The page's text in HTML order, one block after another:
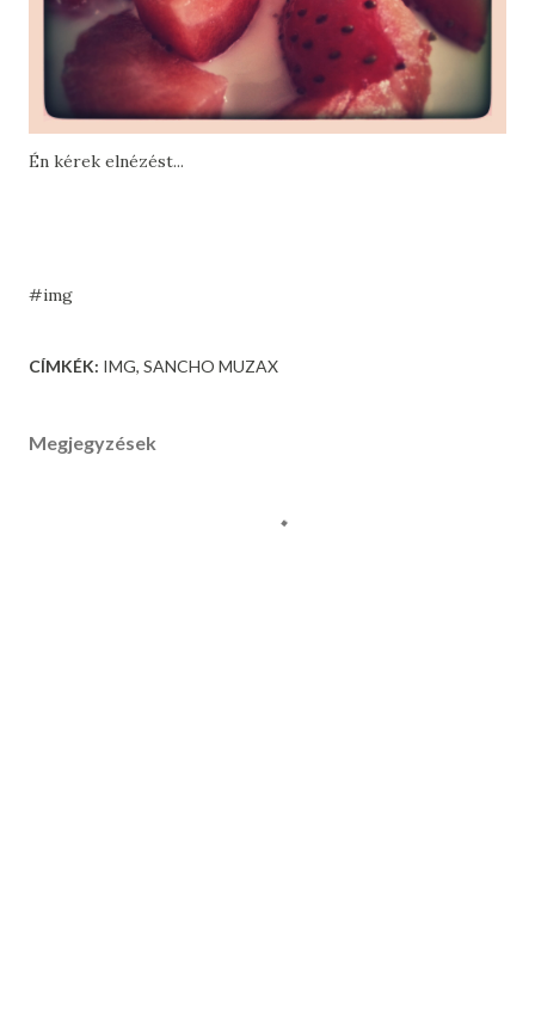
Én kérek elnézést...
#img
CÍMKÉK: IMG SANCHO MUZAX
Megjegyzések